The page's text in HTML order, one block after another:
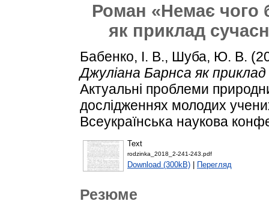
Роман «Немає чого
як приклад
Бабенко, І. В., Шуба, Ю. В.
Джуліана Барнса як
Актуальні проблеми
дослідженнях молодих
Всеукраїнська наукова
Text
rodzinka_2018_2-241-243.pdf
Download (300kB) Перегляд
Резюме